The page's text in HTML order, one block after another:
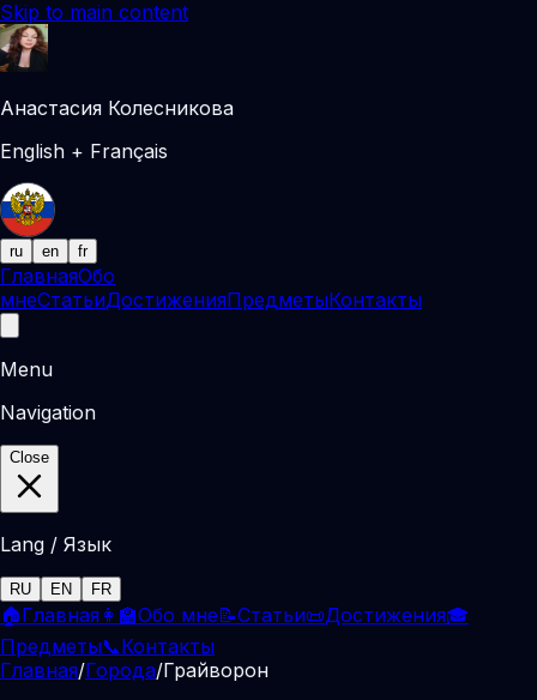
Skip to main content
Анастасия Колесникова
English + Français
ru en fr
ГлавнаяОбо
мнеСтатьиДостиженияПредметыКонтакты
Menu
Navigation
Close
Lang / Язык
RU EN FR
🏠Главная 👩‍🏫Обо мне📝Статьи📜Достижения🎓
Предметы📞Контакты
Главная/Города/Грайворон